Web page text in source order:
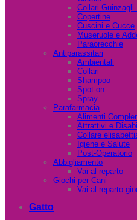
Collari-
Copertine
Cuscini e Cucce
Museruole e
Paraorecchie
Antiparassitari
Ambientali
Collari
Shampoo
Spot-on
Spray
Parafarmacia
Alimenti
Attrattivi e
Collare
Igiene e Salute
Post-Operatorio
Abbigliamento
Vai al reparto
Giochi per Cani
Vai al reparto
Gatto